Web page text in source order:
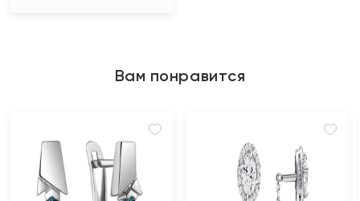
Вам понравится